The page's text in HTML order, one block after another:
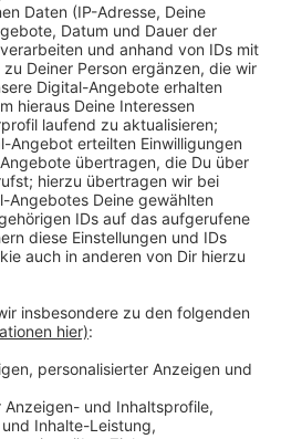
waren am Wochenende
zum Weinfest in den
gekommen. Bereits nach dem
den Verantwortlichen der
Er habe nachts
Heimat besorgen müssen.
bis gestern Abend gereicht
auch hier die meisten
heißt es. Die Veranstalter
Fest mit positiver
Leverkusen